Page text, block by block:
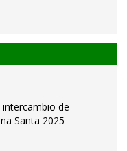
de
Santa 2025